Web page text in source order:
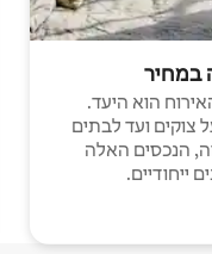
במחיר
הוא היעד.
ועד לבתים
הנכסים האלה
ייחודיים.